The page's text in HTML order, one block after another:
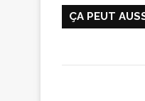
ÇA PEUT